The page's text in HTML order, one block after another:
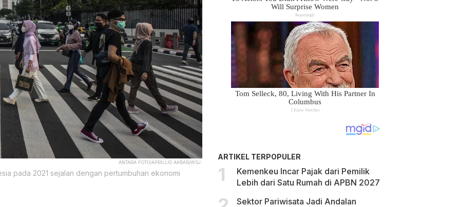
ANTARA FOTO/APRILLIO AKBAR/WSJ.
pada 2021 sejalan dengan pertumbuhan ekonomi
ARTIKEL TERPOPULER
Kemenkeu Incar Pajak dari Pemilik
Lebih dari Satu Rumah di APBN 2027
Sektor Pariwisata Jadi Andalan